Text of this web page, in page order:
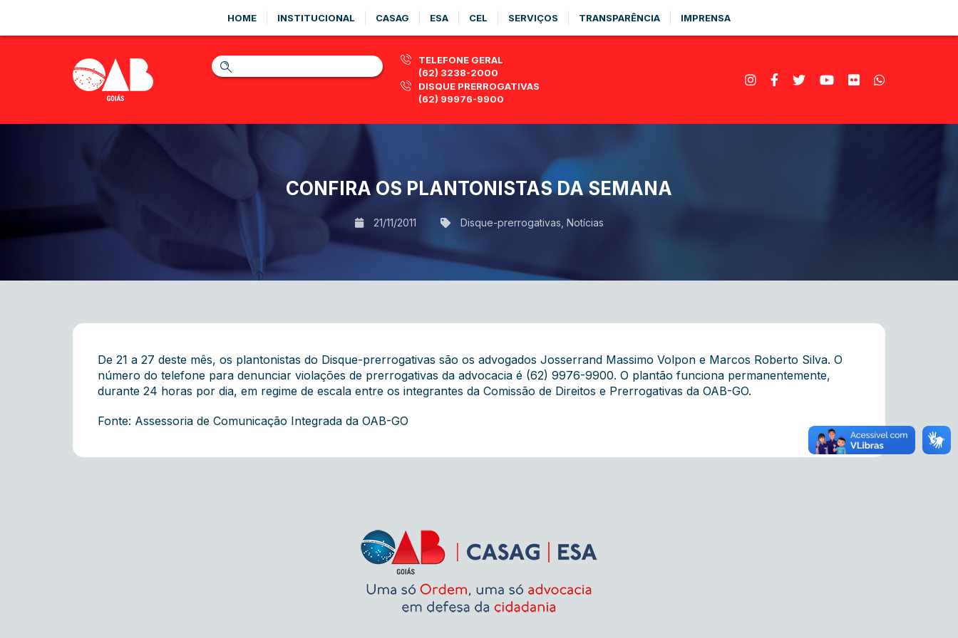
HOME INSTITUCIONAL CASAG ESA CEL SERVIÇOS TRANSPARÊNCIA IMPRENSA
TELEFONE GERAL
(62) 3238-2000
DISQUE PRERROGATIVAS
(62) 99976-9900
CONFIRA OS PLANTONISTAS DA SEMANA
21/11/2011 Disque-prerrogativas Notícias
De 21 a 27 deste mês, os plantonistas do Disque-prerrogativas são os advogados Josserrand Massimo Volpon e Marcos Roberto Silva. O
número do telefone para denunciar violações de prerrogativas da advocacia é (62) 9976-9900. O plantão funciona permanentemente,
durante 24 horas por dia, em regime de escala entre os integrantes da Comissão de Direitos e Prerrogativas da OAB-GO.
Fonte: Assessoria de Comunicação Integrada da OAB-GO